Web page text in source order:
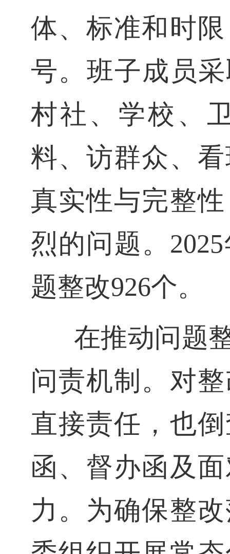
体、标准和时
号。班子成员
村社、学校、
料、访群众、
真实性与完整
烈的问题。
题整改926个。
在推动问题
问责机制。对
直接责任，也
函、督办函及
力。为确保整